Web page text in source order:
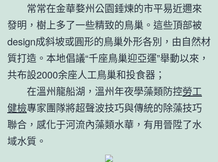
常常在金華婺州公園錘煉的市平易近邇來
發明，樹上多了一些精致的鳥巢。這些頂部被
design成斜坡或圓形的鳥巢外形各別，由自然材
質打造。本地倡議“千座鳥巢迎亞運”舉動以來，
共布設2000余座人工鳥巢和投食器；
在溫州龍船湖，溫州年夜學藻類防控勞工
健檢專家團隊將超聲波技巧與傳統的除藻技巧
聯合，感化于河流內藻類水華，有用晉陞了水
域水質。